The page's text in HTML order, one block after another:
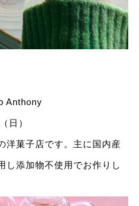
Anthony
日）
洋菓子店です。主に国内産
し添加物不使用でお作りし